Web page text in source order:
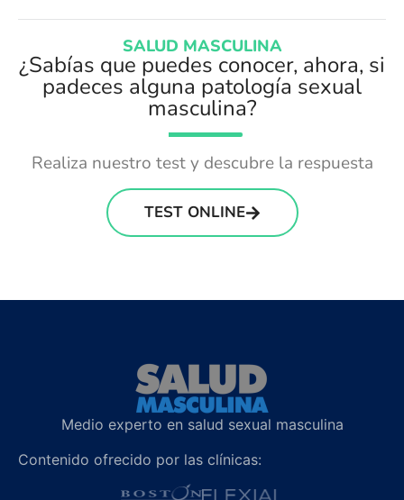
SALUD MASCULINA
¿Sabías que puedes conocer, ahora, si
padeces alguna patología sexual
masculina?
Realiza nuestro test y descubre la respuesta
TEST ONLINE
Medio experto en salud sexual masculina
Contenido ofrecido por las clínicas: